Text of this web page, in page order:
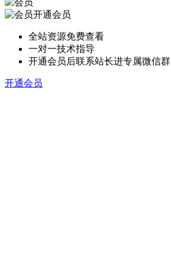
开通会员
全站资源免费查看
一对一技术指导
开通会员后联系站长进专属微信群
开通会员